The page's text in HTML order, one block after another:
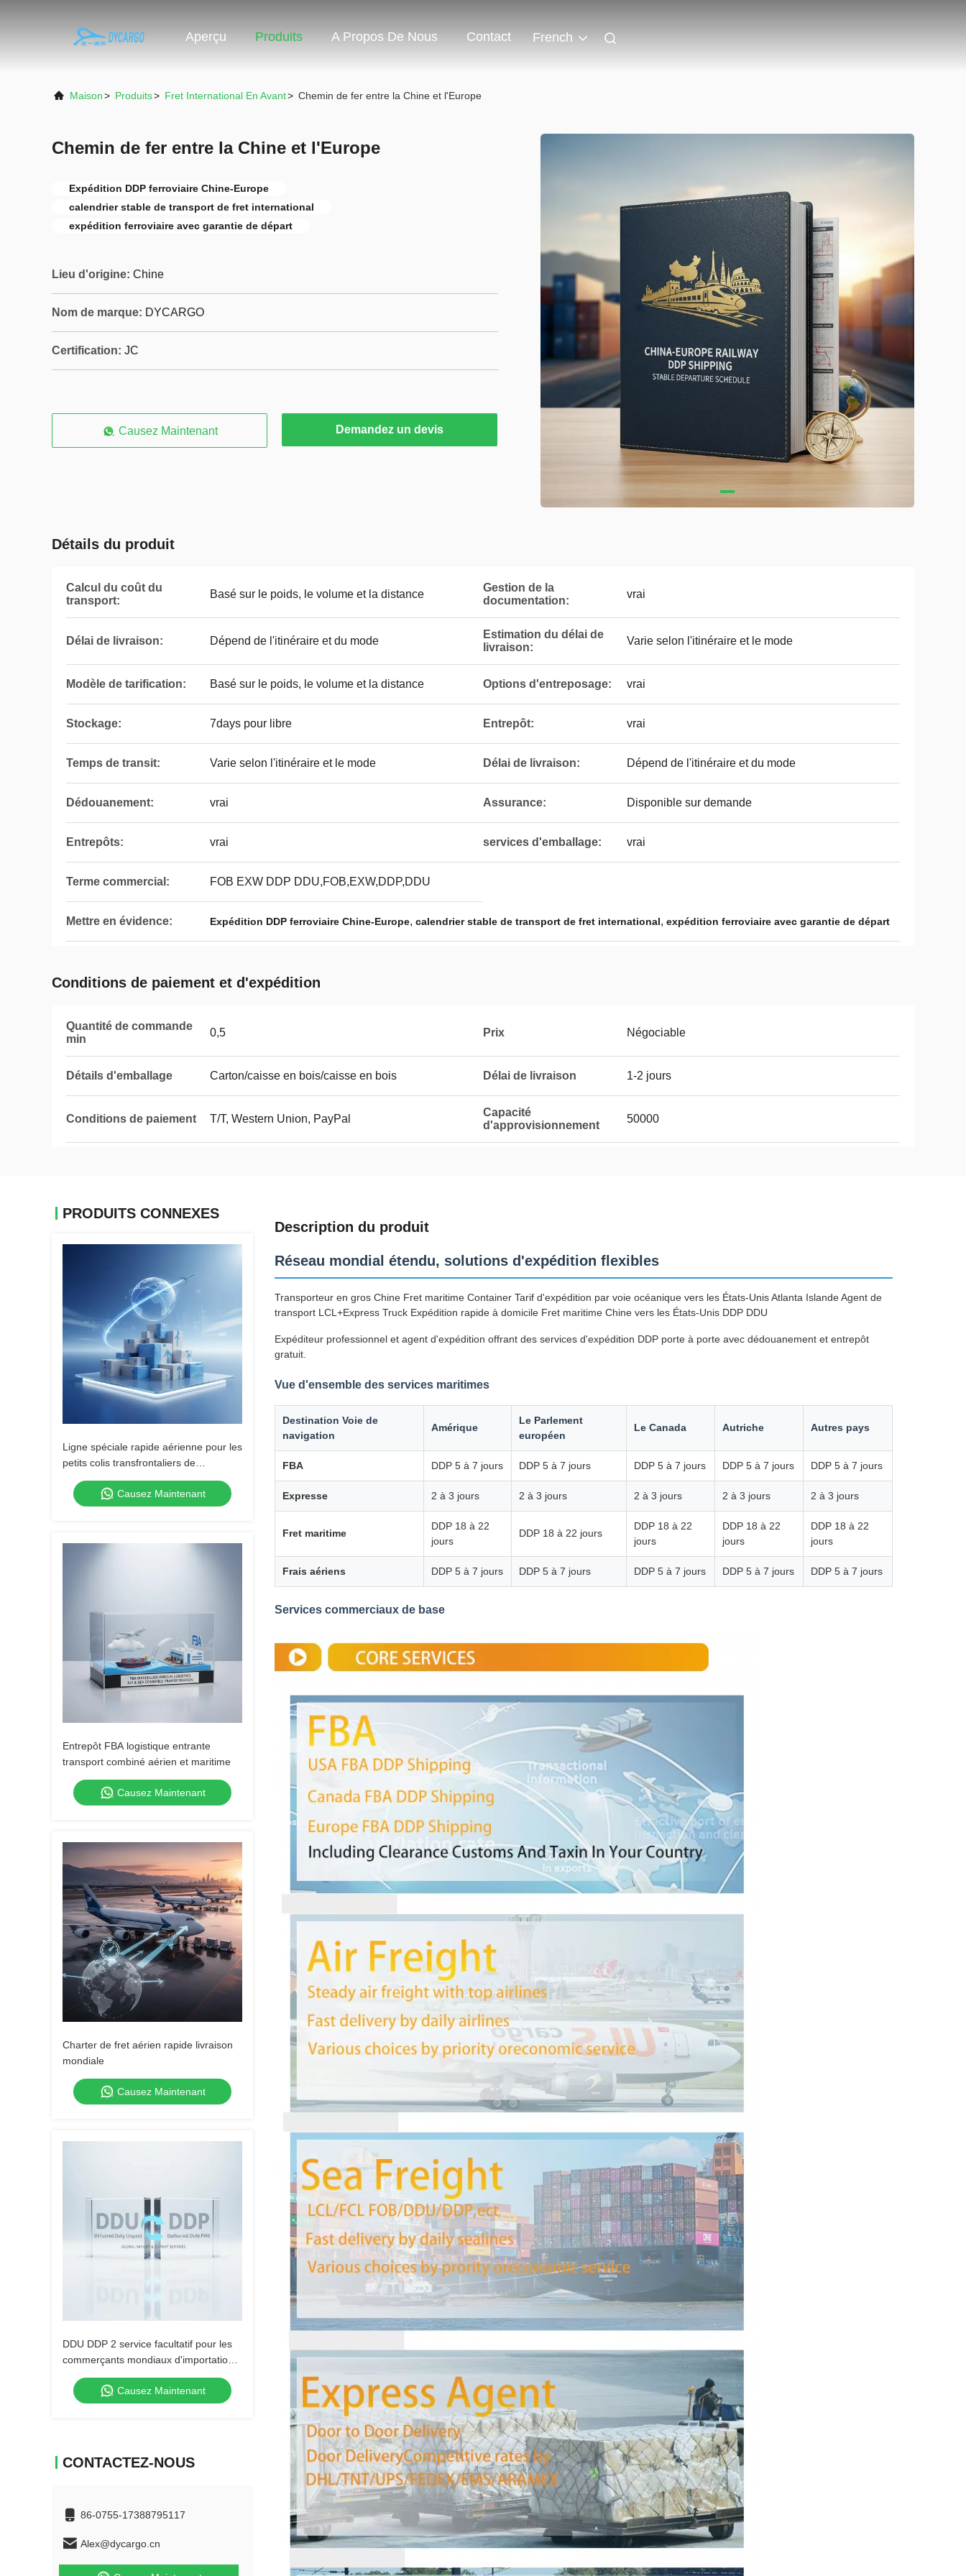
Aperçu Produits A Propos De Nous Contact French
Maison> Produits> Fret International En Avant> Chemin de fer entre la Chine et l'Europe
Chemin de fer entre la Chine et l'Europe
Expédition DDP ferroviaire Chine-Europe
calendrier stable de transport de fret international
expédition ferroviaire avec garantie de départ
Lieu d'origine: Chine
Nom de marque: DYCARGO
Certification: JC
Causez Maintenant Demandez un devis
Détails du produit
Calcul du coût du
transport:
Basé sur le poids, le volume et la distance
Gestion de la
documentation:
vrai
Délai de livraison: Dépend de l'itinéraire et du mode
Estimation du délai de
livraison:
Varie selon l'itinéraire et le mode
Modèle de tarification: Basé sur le poids, le volume et la distance Options d'entreposage: vrai
Stockage: 7days pour libre Entrepôt: vrai
Temps de transit: Varie selon l'itinéraire et le mode Délai de livraison: Dépend de l'itinéraire et du mode
Dédouanement: vrai Assurance: Disponible sur demande
Entrepôts: vrai services d'emballage: vrai
Terme commercial: FOB EXW DDP DDU,FOB,EXW,DDP,DDU
Mettre en évidence: Expédition DDP ferroviaire Chine-Europe, calendrier stable de transport de fret international, expédition ferroviaire avec garantie de départ
Conditions de paiement et d'expédition
Quantité de commande
min
0,5 Prix Négociable
Détails d'emballage Carton/caisse en bois/caisse en bois Délai de livraison 1-2 jours
Conditions de paiement T/T, Western Union, PayPal
Capacité
d'approvisionnement
50000
PRODUITS CONNEXES
Ligne spéciale rapide aérienne pour les
petits colis transfrontaliers de
commerce électronique
Causez Maintenant
Entrepôt FBA logistique entrante
transport combiné aérien et maritime
Causez Maintenant
Charter de fret aérien rapide livraison
mondiale
Causez Maintenant
DDU DDP 2 service facultatif pour les
commerçants mondiaux d'importation
et d'exportation
Causez Maintenant
CONTACTEZ-NOUS
86-0755-17388795117
Alex@dycargo.cn
Description du produit
Réseau mondial étendu, solutions d'expédition flexibles
Transporteur en gros Chine Fret maritime Container Tarif d'expédition par voie océanique vers les États-Unis Atlanta Islande Agent de
transport LCL+Express Truck Expédition rapide à domicile Fret maritime Chine vers les États-Unis DDP DDU
Expéditeur professionnel et agent d'expédition offrant des services d'expédition DDP porte à porte avec dédouanement et entrepôt
gratuit.
Vue d'ensemble des services maritimes
Destination Voie de
navigation
Amérique
Le Parlement
européen
Le Canada Autriche Autres pays
FBA DDP 5 à 7 jours DDP 5 à 7 jours DDP 5 à 7 jours DDP 5 à 7 jours DDP 5 à 7 jours
Expresse 2 à 3 jours 2 à 3 jours 2 à 3 jours 2 à 3 jours 2 à 3 jours
Fret maritime
DDP 18 à 22
jours
DDP 18 à 22 jours
DDP 18 à 22
jours
DDP 18 à 22
jours
DDP 18 à 22
jours
Frais aériens DDP 5 à 7 jours DDP 5 à 7 jours DDP 5 à 7 jours DDP 5 à 7 jours DDP 5 à 7 jours
Services commerciaux de base